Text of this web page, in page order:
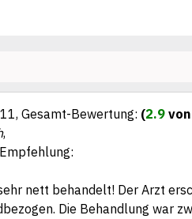
, Gesamt-Bewertung: (2.9
,
nett behandelt! Der Arzt
Die Behandlung war